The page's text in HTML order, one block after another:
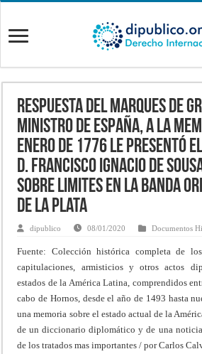
Respuesta del Marques de
Ministro de España, A la
enero de 1776 le presentó
D. Francisco Ignacio de
sobre limites en la banda
de la Plata
dipublico 08/01/2020 Documentos
Fuente: Colección histórica completa de los
capitulaciones, armisticios y otros actos
estados de la América Latina, comprendidos
cabo de Hornos, desde el año de 1493 hasta
una memoria sobre el estado actual de la
de un diccionario diplomático y de una
de los tratados mas importantes / por Carlos